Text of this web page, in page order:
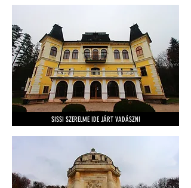
SISSI SZERELME IDE JÁRT VADÁSZNI